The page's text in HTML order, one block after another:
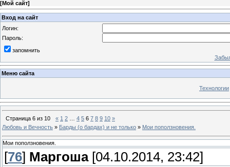
[Мой сайт]
Вход на сайт
Логин:
Пароль:
запомнить
Меню сайта
Технологии
Страница 6 из 10 « 1 2 4 5 6 7 8 9 10 »
Любовь и Вечность » Барды (о бардах) и не только » Мои поползновения.
Мои поползновения.
[76] Маргоша[04.10.2014, 23:42]